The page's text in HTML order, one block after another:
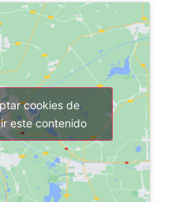
cookies de
este contenido